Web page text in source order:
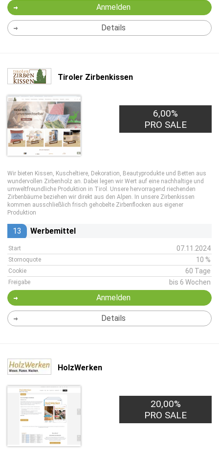
Anmelden
Details
Tiroler Zirbenkissen
6,00%
PRO SALE
Wir bieten Kissen, Kuscheltiere, Dekoration, Beautyprodukte und Betten aus
wundervollen Zirbenholz an. Dabei legen wir Wert auf eine nachhaltige und
umweltfreundliche Produktion in Tirol. Unsere hervorragend riechenden
Zirbenbäume beziehen wir direkt aus den Alpen. In unsere Zirbenkissen
kommen ausschließlich frisch gehobelte Zirbenflocken aus eigener
Produktion
13 Werbemittel
Start 07.11.2024
Stornoquote 10 %
Cookie 60 Tage
Freigabe bis 6 Wochen
Anmelden
Details
HolzWerken
20,00%
PRO SALE